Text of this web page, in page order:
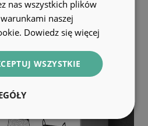
nas wszystkich plików
naszej
Dowiedz się więcej
WSZYSTKIE